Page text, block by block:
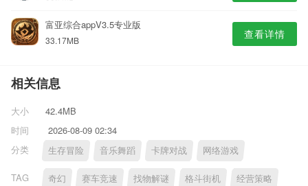
富亚综合appV3.5专业版
33.17MB 查看详情
相关信息
大小
42.4MB
时间
2026-08-09 02:34
分类
生存冒险 音乐舞蹈 卡牌对战 网络游戏
TAG 奇幻 赛车竞速 找物解谜 格斗街机 经营策略